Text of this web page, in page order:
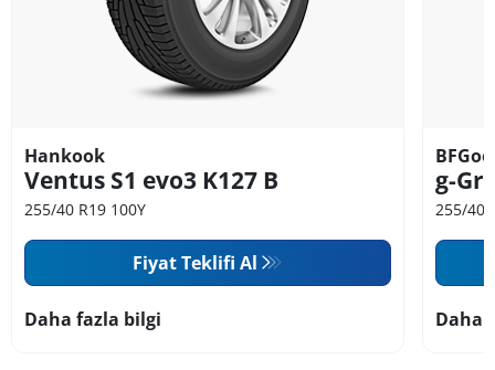
Hankook
Ventus S1 evo3 K127 B
255/40 R19 100Y
Fiyat Teklifi Al
Daha fazla bilgi
g-
255/40
Daha